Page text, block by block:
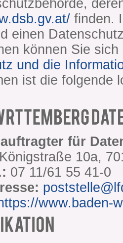
finden.
einen
können Sie
und die
ist die folgende
für
Königstraße 10a,
07 11/61 55 41-0
www.baden-